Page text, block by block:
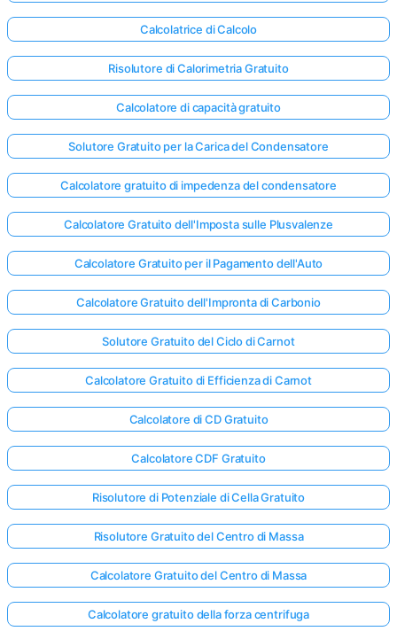
Calcolatrice di Calcolo
Risolutore di Calorimetria Gratuito
Calcolatore di capacità gratuito
Solutore Gratuito per la Carica del Condensatore
Calcolatore gratuito di impedenza del condensatore
Calcolatore Gratuito dell'Imposta sulle Plusvalenze
Calcolatore Gratuito per il Pagamento dell'Auto
Calcolatore Gratuito dell'Impronta di Carbonio
Solutore Gratuito del Ciclo di Carnot
Calcolatore Gratuito di Efficienza di Carnot
Calcolatore di CD Gratuito
Calcolatore CDF Gratuito
Risolutore di Potenziale di Cella Gratuito
Risolutore Gratuito del Centro di Massa
Calcolatore Gratuito del Centro di Massa
Calcolatore gratuito della forza centrifuga